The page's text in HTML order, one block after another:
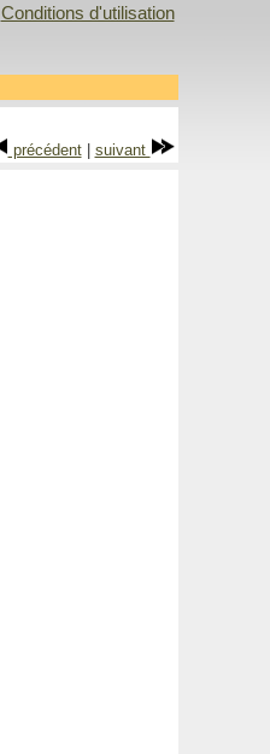
Conditions d'utilisation
précédent| suivant